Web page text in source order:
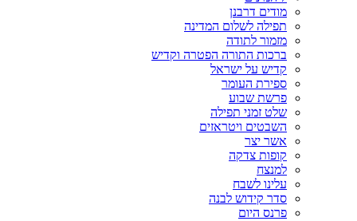
מודים דרבנן
תפילה לשלום המדינה
מזמור לתודה
ברכות התורה הפטרה וקדיש
קדיש על ישראל
ספירת העומר
פרשת שבוע
שלט זמני תפילה
השבטים ויטראזים
אשר יצר
קופות צדקה
למנצח
עלינו לשבח
סדר קידוש לבנה
פרנס היום